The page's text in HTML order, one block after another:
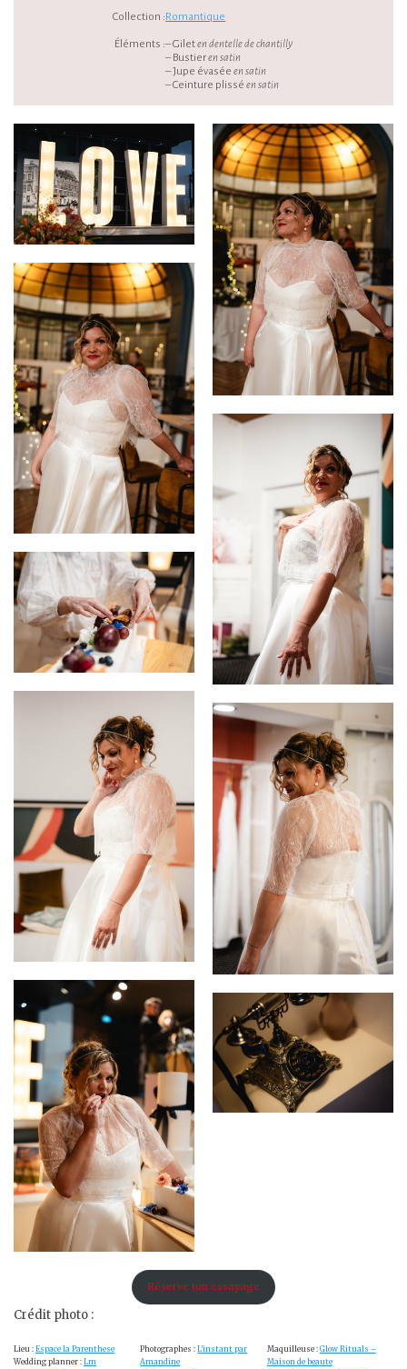
Collection :
Éléments :
Romantique
– Gileten dentelle de chantilly
– Bustieren satin
– Jupe évaséeen satin
– Ceinture plisséen satin
Réserve ton essayage
Crédit photo :
Lieu : Espace la Parenthese
Wedding planner : Lm
Photographes :L’instant par
Amandine
Maquilleuse : Glow Rituals –
Maison de beaute